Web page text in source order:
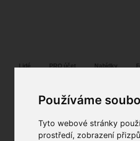
Používáme
Tyto webové stránky
prostředí, zobrazení
Lidé PRO účet Nabídky
Uživatel doporučuje